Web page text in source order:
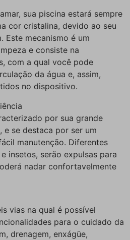
sua piscina estará sempre
cor cristalina, devido ao seu
Este mecanismo é um
e consiste na
com a qual você pode
da água e, assim,
no dispositivo.
por sua grande
se destaca por ser um
manutenção. Diferentes
insetos, serão expulsas para
nadar confortavelmente
vias na qual é possível
para o cuidado da
drenagem, enxágüe,